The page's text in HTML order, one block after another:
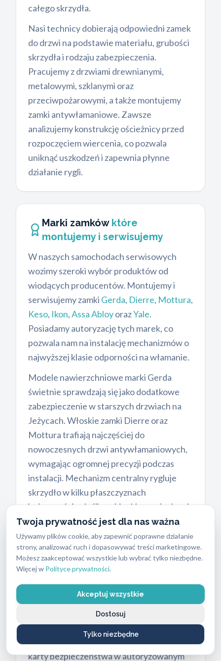
Twoja prywatność jest dla nas ważna
Używamy plików cookie, aby zapewnić poprawne działanie
strony, analizować ruch i dopasowywać treści marketingowe.
Możesz zaakceptować wszystkie lub wybrać tylko niezbędne.
Więcej w Polityce prywatności.
Akceptuj wszystkie
Tylko niezbędne
Dostosuj
całego skrzydła.
Nasi technicy dobierają odpowiedni zamek
do drzwi na podstawie materiału, grubości
skrzydła i rodzaju zabezpieczenia.
Pracujemy z drzwiami drewnianymi,
metalowymi, szklanymi oraz
przeciwpożarowymi, a także montujemy
zamki antywłamaniowe. Zawsze
analizujemy konstrukcję ościeżnicy przed
rozpoczęciem wiercenia, co pozwala
uniknąć uszkodzeń i zapewnia płynne
działanie rygli.
Marki zamków które
montujemy i serwisujemy
W naszych samochodach serwisowych
wozimy szeroki wybór produktów od
wiodących producentów. Montujemy i
serwisujemy zamki Gerda, Dierre, Mottura,
Keso, Ikon,Assa AbloyorazYale.
Posiadamy autoryzację tych marek, co
pozwala nam na instalację mechanizmów o
najwyższej klasie odporności na włamanie.
Modele nawierzchniowe marki Gerda
świetnie sprawdzają się jako dodatkowe
zabezpieczenie w starszych drzwiach na
Jeżycach. Włoskie zamki Dierre oraz
Mottura trafiają najczęściej do
nowoczesnych drzwi antywłamaniowych,
wymagając ogromnej precyzji podczas
instalacji. Mechanizm centralny rygluje
skrzydło w kilku płaszczyznach
jednocześnie. Jeśli zgubisz klucze do drzwi
Dierre, nie musisz wymieniać całego
skrzydła. Wymieniamy samą wkładkę lub
blok centralny, co znacząco obniża koszty
całej operacji.
Jako oficjalny dystrybutor oferujemy
szwajcarskie wkładki Keso z
opatentowanym profilem klucza. Nie da się
go dorobić w zwykłym punkcie usługowym.
Kopiowanie kluczy Keso wymaga okazania
karty bezpieczeństwa w autoryzowanym